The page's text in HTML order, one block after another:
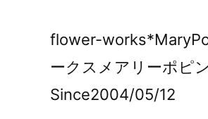
flower-
ークスメアリーポピ
Since2004/05/12